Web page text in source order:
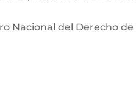
Nacional del Derecho